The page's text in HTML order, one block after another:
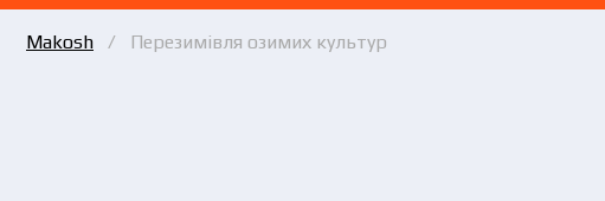
Makosh Перезимівля озимих культур